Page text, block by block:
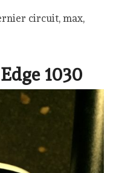
circuit, max,
1030